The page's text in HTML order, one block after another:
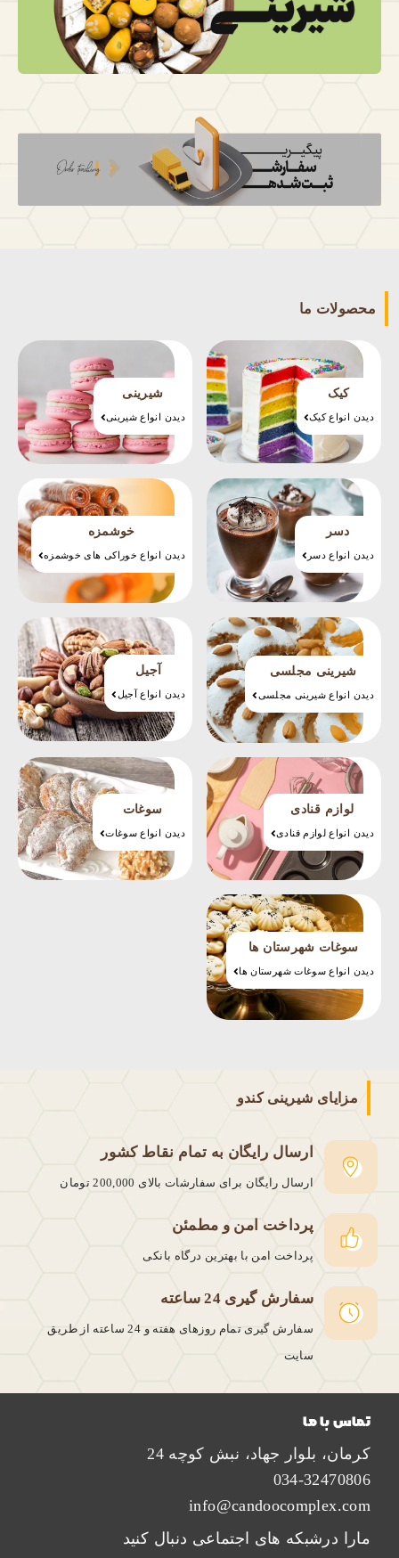
محصولات ما
کیک
دیدن انواع کیک
شیرینی
دیدن انواع شیرینی
دسر
دیدن انواع دسر
خوشمزه
دیدن انواع خوراکی های خوشمزه
شیرینی مجلسی
دیدن انواع شیرینی مجلسی
آجیل
دیدن انواع آجیل
لوازم قنادی
دیدن انواع لوازم قنادی
سوغات
دیدن انواع سوغات
سوغات شهرستان ها
دیدن انواع سوغات شهرستان ها
مزایای شیرینی کندو
ارسال رایگان به تمام نقاط کشور
ارسال رایگان برای سفارشات بالای 200,000 تومان
پرداخت امن و مطمئن
پرداخت امن با بهترین درگاه بانکی
سفارش گیری 24 ساعته
سفارش گیری تمام روزهای هفته و 24 ساعته از طریق
سایت
تماس با ما
کرمان، بلوار جهاد، نبش کوچه 24
034-32470806
info@candoocomplex.com
مارا درشبکه های اجتماعی دنبال کنید